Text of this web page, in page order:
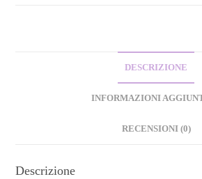
DESCRIZIONE
INFORMAZIONI
RECENSIONI (0)
Descrizione